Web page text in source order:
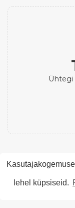
lehel küpsiseid.
Ühtegi